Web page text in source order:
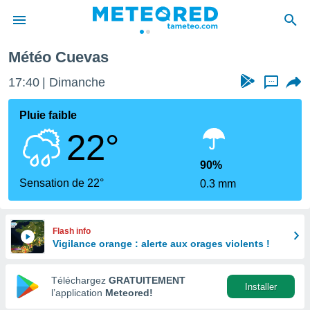
de
par
Météo Cuevas
17:40 Dimanche ...
Pluie faible
22°
Sensation de 22°
90%
0.3 mm
Flash info
Vigilance orange : alerte aux orages violents !
Téléchargez GRATUITEMENT
l’application Meteored!
Installer